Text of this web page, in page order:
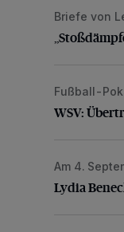
Briefe von
WSV:
Fußball-
WSV:
Lydia
Am 4.
Lydia